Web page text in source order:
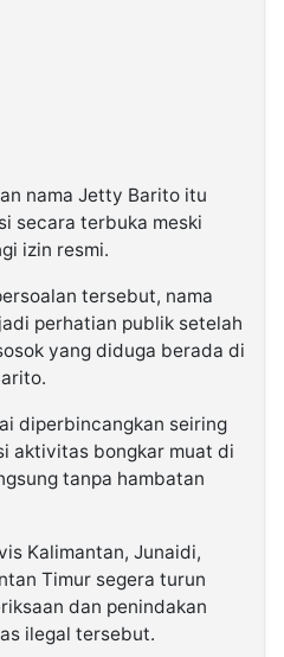
nama Jetty Barito itu
secara terbuka meski
izin resmi.
tersebut, nama
perhatian publik setelah
yang diduga berada di
diperbincangkan seiring
aktivitas bongkar muat di
tanpa hambatan
Kalimantan, Junaidi,
Timur segera turun
dan penindakan
ilegal tersebut.